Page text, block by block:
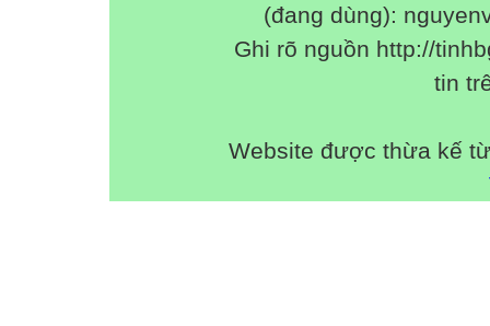
(đang dùng):
Ghi rõ nguồn http://
tin
Website được thừa kế